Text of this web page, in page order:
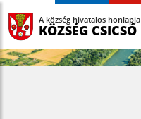
A község hivatalos honlapja
KÖZSÉG CSICSÓ